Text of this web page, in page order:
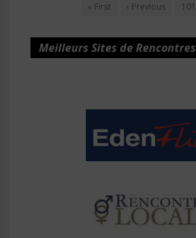
« First ‹ Previous 101
Meilleurs Sites de Rencontres